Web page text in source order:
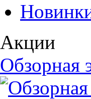
Акции
Обзорная